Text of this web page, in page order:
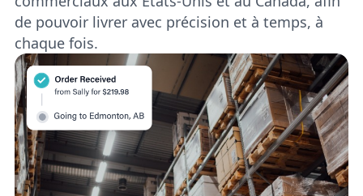
de pouvoir livrer avec précision et à temps, à
chaque fois.